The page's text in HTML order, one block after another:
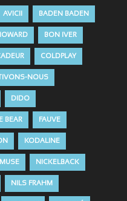
AVICII BADEN BADEN
BON IVER
COLDPLAY
NOUS
DIDO
BEAR FAUVE
KODALINE
MUSE NICKELBACK
NILS FRAHM